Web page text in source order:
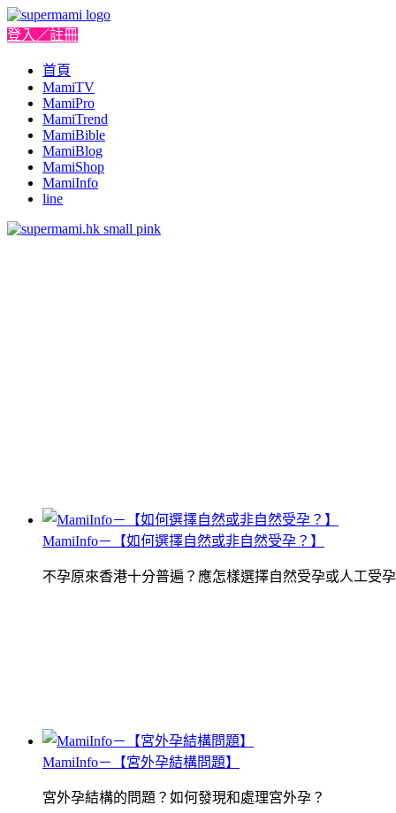
登入／註冊
首頁
MamiTV
MamiPro
MamiTrend
MamiBible
MamiBlog
MamiShop
MamiInfo
line
MamiInfo－【如何選擇自然或非自然受孕？】
不孕原來香港十分普遍？應怎樣選擇自然受孕或人工受
MamiInfo－【宮外孕結構問題】
宮外孕結構的問題？如何發現和處理宮外孕？